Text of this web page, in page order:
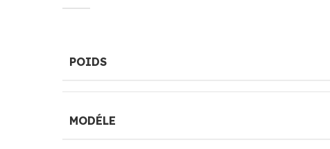
POIDS
MODÉLE